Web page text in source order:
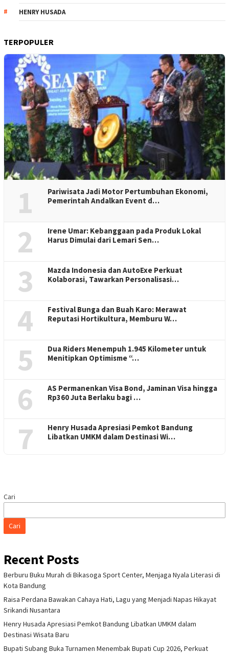
HENRY HUSADA
TERPOPULER
1
Pariwisata Jadi Motor Pertumbuhan Ekonomi,
Pemerintah Andalkan Event d…
2
Irene Umar: Kebanggaan pada Produk Lokal
Harus Dimulai dari Lemari Sen…
3
Mazda Indonesia dan AutoExe Perkuat
Kolaborasi, Tawarkan Personalisasi…
4
Festival Bunga dan Buah Karo: Merawat
Reputasi Hortikultura, Memburu W…
5
Dua Riders Menempuh 1.945 Kilometer untuk
Menitipkan Optimisme “…
6
AS Permanenkan Visa Bond, Jaminan Visa hingga
Rp360 Juta Berlaku bagi …
7
Henry Husada Apresiasi Pemkot Bandung
Libatkan UMKM dalam Destinasi Wi…
Cari
Cari
Recent Posts
Berburu Buku Murah di Bikasoga Sport Center, Menjaga Nyala Literasi di
Kota Bandung
Raisa Perdana Bawakan Cahaya Hati, Lagu yang Menjadi Napas Hikayat
Srikandi Nusantara
Henry Husada Apresiasi Pemkot Bandung Libatkan UMKM dalam
Destinasi Wisata Baru
Bupati Subang Buka Turnamen Menembak Bupati Cup 2026, Perkuat